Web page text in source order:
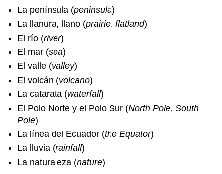
La península (peninsula)
La llanura, llano (prairie, flatland)
El río (river)
El mar (sea)
El valle (valley)
El volcán (volcano)
La catarata (waterfall)
El Polo Norte y el Polo Sur (North Pole, South
Pole)
La línea del Ecuador (the Equator)
La lluvia (rainfall)
La naturaleza (nature)